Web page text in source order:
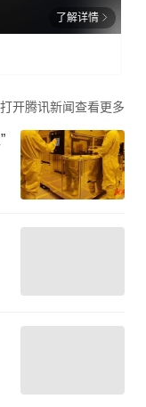
了解详情
打开腾讯新闻查看更多